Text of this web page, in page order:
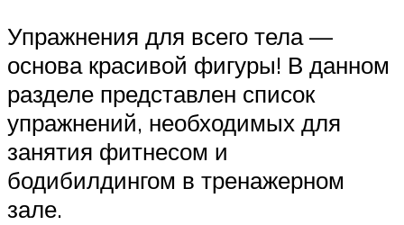
Упражнения для всего тела —
основа красивой фигуры! В данном
разделе представлен список
упражнений, необходимых для
занятия фитнесом и
бодибилдингом в тренажерном
зале.